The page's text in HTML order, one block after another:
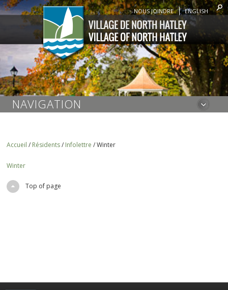
NOUS JOINDRE ENGLISH
NAVIGATION
Accueil / Résidents/ Infolettre /Winter
Winter
Top of page